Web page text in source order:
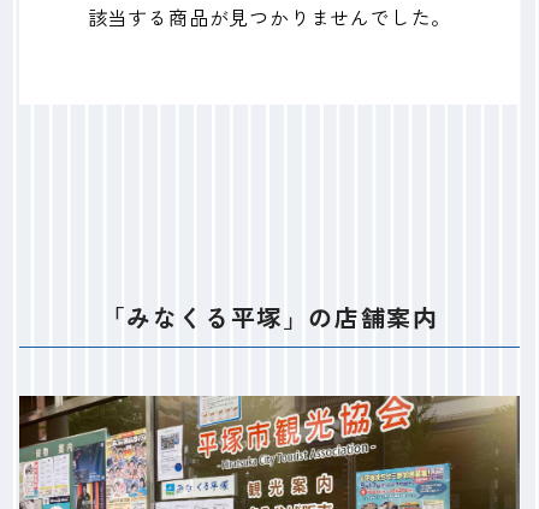
該当する商品が見つかりませんでした。
「みなくる平塚」の店舗案内